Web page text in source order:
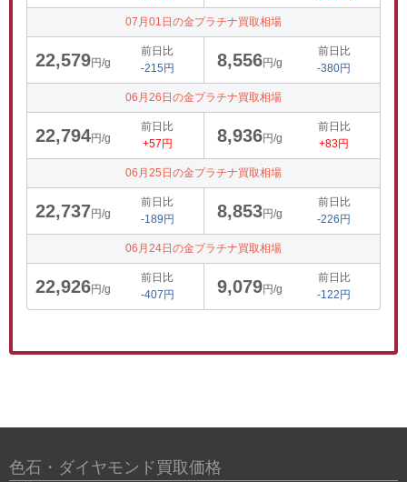
07月01日の金プラチナ買取相場
22,579円/g
前日比
-215円
8,556円/g
前日比
-380円
06月26日の金プラチナ買取相場
22,794円/g
前日比
+57円
8,936円/g
前日比
+83円
06月25日の金プラチナ買取相場
22,737円/g
前日比
-189円
8,853円/g
前日比
-226円
06月24日の金プラチナ買取相場
22,926円/g
前日比
-407円
9,079円/g
前日比
-122円
色石・ダイヤモンド買取価格